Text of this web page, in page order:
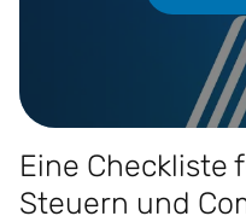
Eine Checkliste
Steuern und